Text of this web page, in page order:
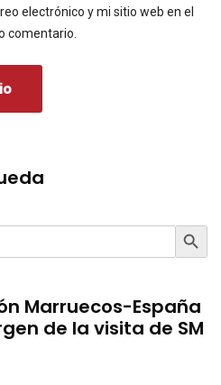
electrónico y mi sitio web en el
comentario.
Search
Marruecos-España
de la visita de SM